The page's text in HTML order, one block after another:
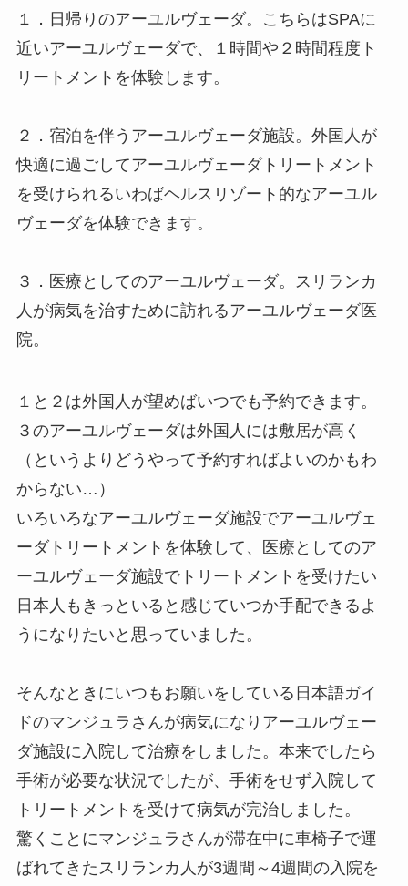
１．日帰りのアーユルヴェーダ。こちらはSPAに
近いアーユルヴェーダで、１時間や２時間程度ト
リートメントを体験します。
２．宿泊を伴うアーユルヴェーダ施設。外国人が
快適に過ごしてアーユルヴェーダトリートメント
を受けられるいわばヘルスリゾート的なアーユル
ヴェーダを体験できます。
３．医療としてのアーユルヴェーダ。スリランカ
人が病気を治すために訪れるアーユルヴェーダ医
院。
１と２は外国人が望めばいつでも予約できます。
３のアーユルヴェーダは外国人には敷居が高く
（というよりどうやって予約すればよいのかもわ
からない…）
いろいろなアーユルヴェーダ施設でアーユルヴェ
ーダトリートメントを体験して、医療としてのア
ーユルヴェーダ施設でトリートメントを受けたい
日本人もきっといると感じていつか手配できるよ
うになりたいと思っていました。
そんなときにいつもお願いをしている日本語ガイ
ドのマンジュラさんが病気になりアーユルヴェー
ダ施設に入院して治療をしました。本来でしたら
手術が必要な状況でしたが、手術をせず入院して
トリートメントを受けて病気が完治しました。
驚くことにマンジュラさんが滞在中に車椅子で運
ばれてきたスリランカ人が3週間～4週間の入院を